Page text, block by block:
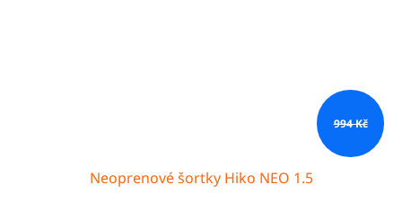
994 Kč
Neoprenové šortky Hiko NEO 1.5